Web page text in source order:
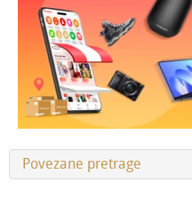
Povezane pretrage